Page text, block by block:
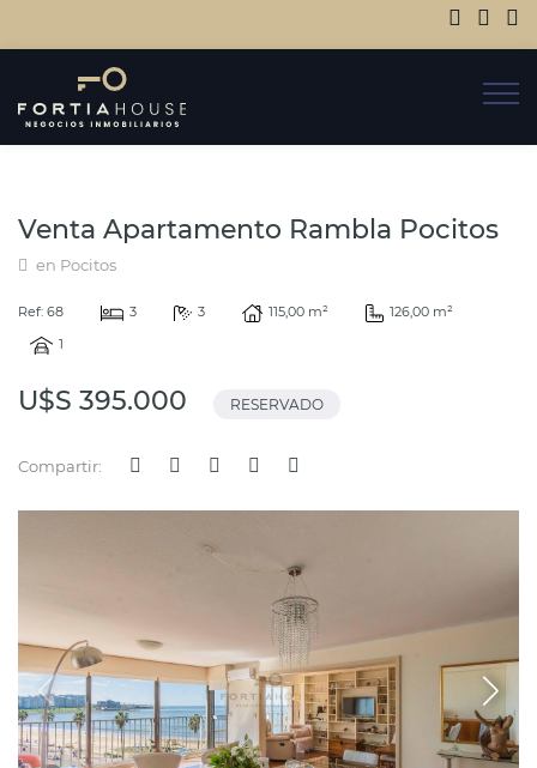
Venta Apartamento Rambla Pocitos
en Pocitos
Ref: 68 3 3 115,00 m²
126,00 m²
1
U$S 395.000 RESERVADO
Compartir: